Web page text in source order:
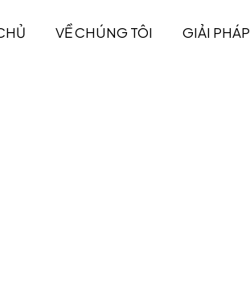
VỀ CHÚNG TÔI GIẢI PHÁP